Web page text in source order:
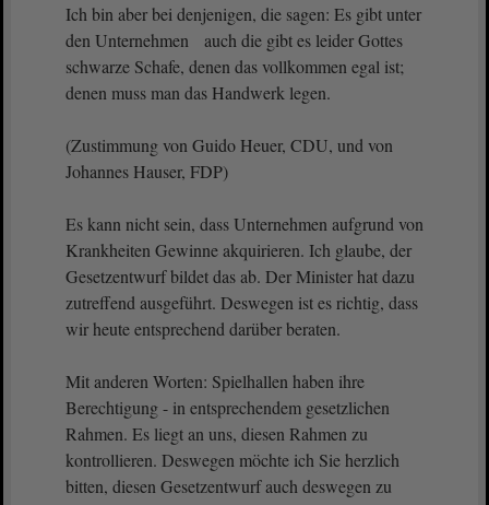
Ich bin aber bei denjenigen, die sagen: Es gibt unter
den Unternehmen auch die gibt es leider Gottes
schwarze Schafe, denen das vollkommen egal ist;
denen muss man das Handwerk legen.
(Zustimmung von Guido Heuer, CDU, und von
Johannes Hauser, FDP)
Es kann nicht sein, dass Unternehmen aufgrund von
Krankheiten Gewinne akquirieren. Ich glaube, der
Gesetzentwurf bildet das ab. Der Minister hat dazu
zutreffend ausgeführt. Deswegen ist es richtig, dass
wir heute entsprechend darüber beraten.
Mit anderen Worten: Spielhallen haben ihre
Berechtigung - in entsprechendem gesetzlichen
Rahmen. Es liegt an uns, diesen Rahmen zu
kontrollieren. Deswegen möchte ich Sie herzlich
bitten, diesen Gesetzentwurf auch deswegen zu